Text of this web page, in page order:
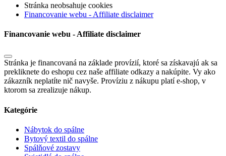
Stránka neobsahuje cookies
Financovanie webu - Affiliate disclaimer
Financovanie webu - Affiliate disclaimer
Stránka je financovaná na základe provízií, ktoré sa získavajú ak sa
prekliknete do eshopu cez naše affiliate odkazy a nakúpite. Vy ako
zákazník neplatíte nič navyše. Províziu z nákupu platí e-shop, v
ktorom sa zrealizuje nákup.
Kategórie
Nábytok do spálne
Bytový textil do spálne
Spálňové zostavy